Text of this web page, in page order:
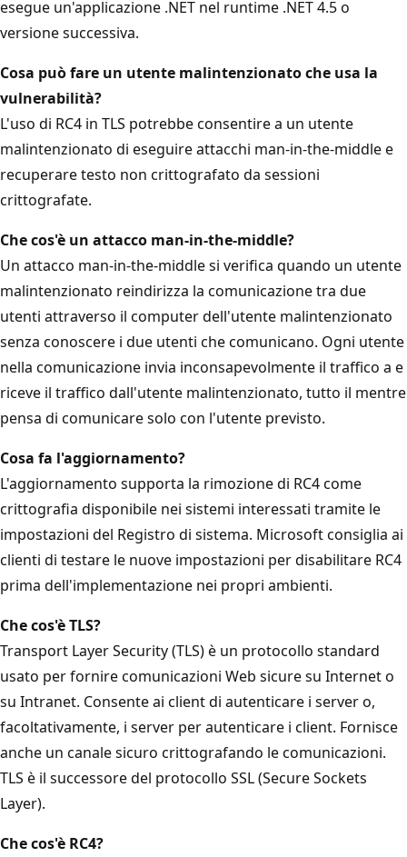
esegue un'applicazione .NET nel runtime .NET 4.5 o
versione successiva.
Cosa può fare un utente malintenzionato che usa la
vulnerabilità?
L'uso di RC4 in TLS potrebbe consentire a un utente
malintenzionato di eseguire attacchi man-in-the-middle e
recuperare testo non crittografato da sessioni
crittografate.
Che cos'è un attacco man-in-the-middle?
Un attacco man-in-the-middle si verifica quando un utente
malintenzionato reindirizza la comunicazione tra due
utenti attraverso il computer dell'utente malintenzionato
senza conoscere i due utenti che comunicano. Ogni utente
nella comunicazione invia inconsapevolmente il traffico a e
riceve il traffico dall'utente malintenzionato, tutto il mentre
pensa di comunicare solo con l'utente previsto.
Cosa fa l'aggiornamento?
L'aggiornamento supporta la rimozione di RC4 come
crittografia disponibile nei sistemi interessati tramite le
impostazioni del Registro di sistema. Microsoft consiglia ai
clienti di testare le nuove impostazioni per disabilitare RC4
prima dell'implementazione nei propri ambienti.
Che cos'è TLS?
Transport Layer Security (TLS) è un protocollo standard
usato per fornire comunicazioni Web sicure su Internet o
su Intranet. Consente ai client di autenticare i server o,
facoltativamente, i server per autenticare i client. Fornisce
anche un canale sicuro crittografando le comunicazioni.
TLS è il successore del protocollo SSL (Secure Sockets
Layer).
Che cos'è RC4?